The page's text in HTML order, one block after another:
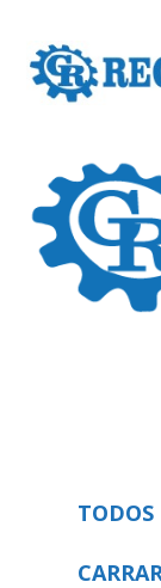
TODOS